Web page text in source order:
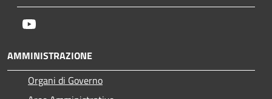
AMMINISTRAZIONE
Organi di Governo